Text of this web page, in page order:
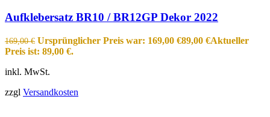
Aufklebersatz BR10 / BR12GP Dekor 2022
169,00€ Ursprünglicher Preis war: 169,00 €89,00 €Aktueller
Preis ist: 89,00 €.
inkl. MwSt.
zzgl Versandkosten